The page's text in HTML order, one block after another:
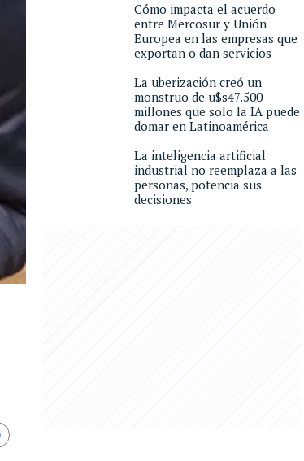
Cómo impacta el acuerdo
entre Mercosur y Unión
Europea en las empresas que
exportan o dan servicios
La uberización creó un
monstruo de u$s47.500
millones que solo la IA puede
domar en Latinoamérica
La inteligencia artificial
industrial no reemplaza a las
personas, potencia sus
decisiones